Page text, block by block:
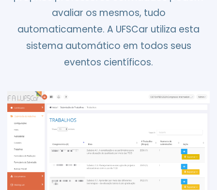
avaliar os mesmos, tudo
automaticamente. A UFSCar utiliza esta
sistema automático em todos seus
eventos científicos.